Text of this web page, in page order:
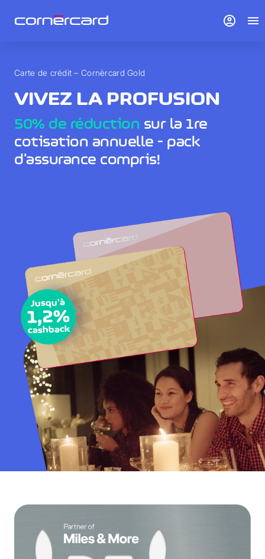
Carte de crédit – Cornèrcard Gold
VIVEZ LA PROFUSION
50% de réduction sur la 1re
cotisation annuelle - pack
d'assurance compris!
Jusqu'à
1,2%
cashback
account_circle menu